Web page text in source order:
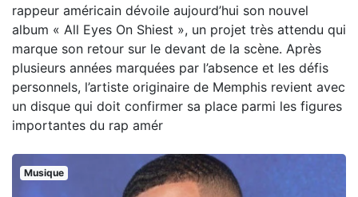
rappeur américain dévoile aujourd’hui son nouvel
album « All Eyes On Shiest », un projet très attendu qui
marque son retour sur le devant de la scène. Après
plusieurs années marquées par l’absence et les défis
personnels, l’artiste originaire de Memphis revient avec
un disque qui doit confirmer sa place parmi les figures
importantes du rap amér
Musique